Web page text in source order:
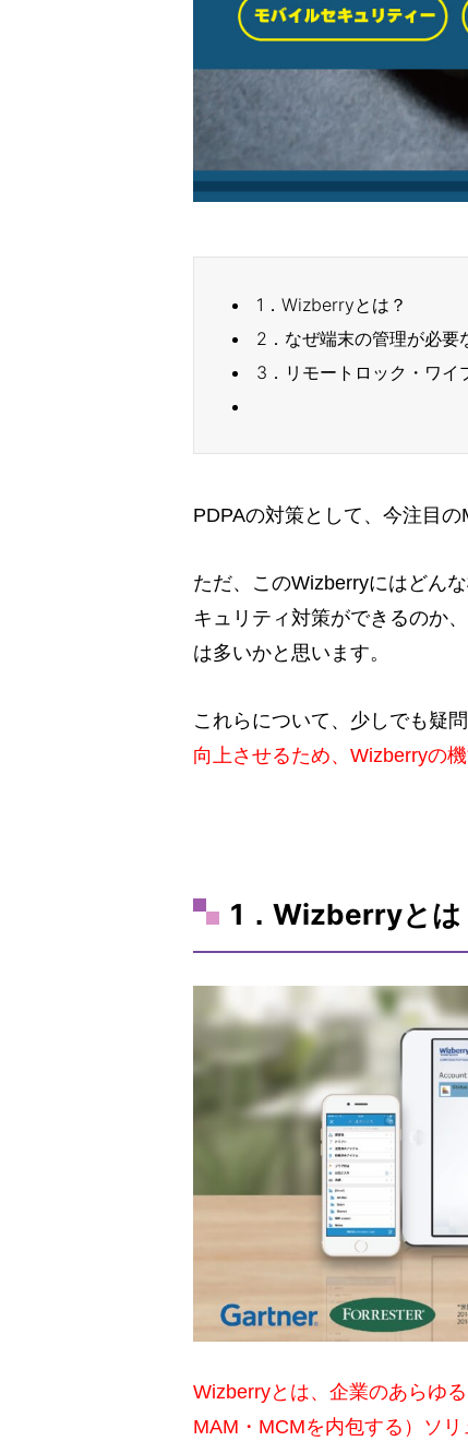
1．Wizberryとは？
2．なぜ端末の管理が必要
3．リモートロック・ワイ
PDPAの対策として、今注目
ただ、このWizberryにはどん
キュリティ対策ができるのか
は多いかと思います。
これらについて、少しでも疑問
向上させるため、Wizberryの
1．Wizberryとは
Wizberryとは、企業のあらゆ
MAM・MCMを内包する）ソリ